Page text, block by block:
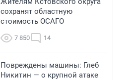
сохранят областную
стоимость ОСАГО
7 850 14
Повреждены машины: Глеб
Никитин — о крупной атаке